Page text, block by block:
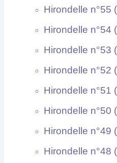
Hirondelle n°55
Hirondelle n°54
Hirondelle n°53
Hirondelle n°52
Hirondelle n°51
Hirondelle n°50
Hirondelle n°49
Hirondelle n°48